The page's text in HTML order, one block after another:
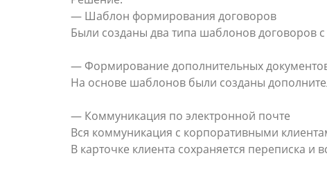
— Шаблон формирования договоров
Были созданы два типа шаблонов договоров
— Формирование дополнительных
На основе шаблонов были созданы
— Коммуникация по электронной почте
Вся коммуникация с корпоративными
В карточке клиента сохраняется переписка и